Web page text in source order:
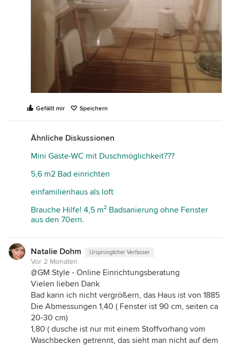
Gefällt mir Speichern
Ähnliche Diskussionen
Mini Gäste-WC mit Duschmöglichkeit???
5,6 m2 Bad einrichten
einfamilienhaus als loft
Brauche Hilfe! 4,5 m² Badsanierung ohne Fenster
aus den 70ern.
Natalie Dohm Ursprünglicher Verfasser
Vor 2 Monaten
@GM Style - Online Einrichtungsberatung
Vielen lieben Dank
Bad kann ich nicht vergrößern, das Haus ist von 1885
Die Abmessungen 1,40 ( Fenster ist 90 cm, seiten ca
20-30 cm)
1,80 ( dusche ist nur mit einem Stoffvorhang vom
Waschbecken getrennt, das sieht man nicht auf dem